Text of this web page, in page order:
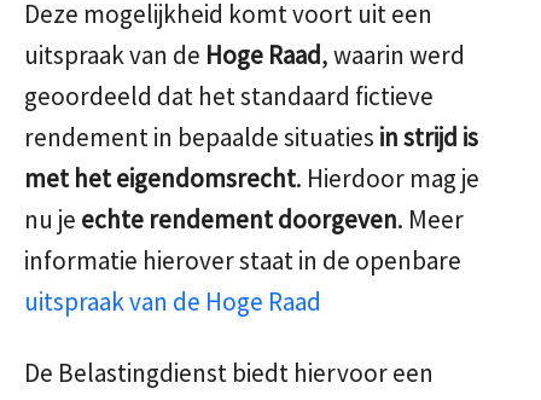
Deze mogelijkheid komt voort uit een
uitspraak van de Hoge Raad, waarin werd
geoordeeld dat het standaard fictieve
rendement in bepaalde situaties in strijd is
met het eigendomsrecht. Hierdoor mag je
nu je echte rendement doorgeven. Meer
informatie hierover staat in de openbare
uitspraak van de Hoge Raad
De Belastingdienst biedt hiervoor een